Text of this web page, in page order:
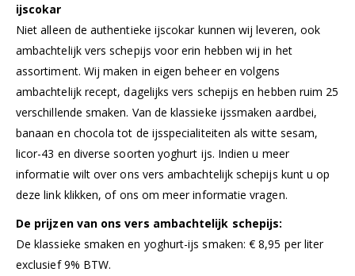
ijscokar
Niet alleen de authentieke ijscokar kunnen wij leveren, ook
ambachtelijk vers schepijs voor erin hebben wij in het
assortiment. Wij maken in eigen beheer en volgens
ambachtelijk recept, dagelijks vers schepijs en hebben ruim 25
verschillende smaken. Van de klassieke ijssmaken aardbei,
banaan en chocola tot de ijsspecialiteiten als witte sesam,
licor-43 en diverse soorten yoghurt ijs. Indien u meer
informatie wilt over ons vers ambachtelijk schepijs kunt u op
deze link klikken, of ons om meer informatie vragen.
De prijzen van ons vers ambachtelijk schepijs:
De klassieke smaken en yoghurt-ijs smaken: € 8,95 per liter
exclusief 9% BTW.